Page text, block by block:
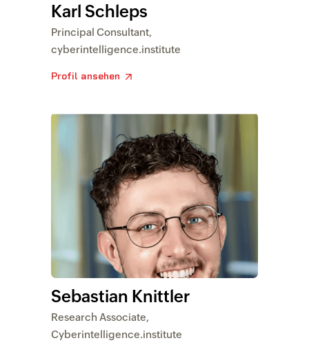
Karl Schleps
Principal Consultant,
cyberintelligence.institute
Profil ansehen
Sebastian Knittler
Research Associate,
Cyberintelligence.institute